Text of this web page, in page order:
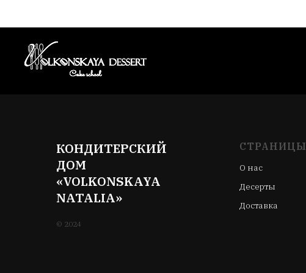
КОНДИТЕРСКИЙ
ДОМ
«VOLKONSKAYA
NATALIA»
© 2024
СТРАНИЦЫ
О нас
Десерты
Доставка